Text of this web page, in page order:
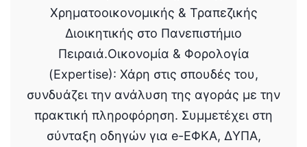
Χρηματοοικονομικής & Τραπεζικής
Διοικητικής στο Πανεπιστήμιο
Πειραιά.Οικονομία & Φορολογία
(Expertise): Χάρη στις σπουδές του,
συνδυάζει την ανάλυση της αγοράς με την
πρακτική πληροφόρηση. Συμμετέχει στη
σύνταξη οδηγών για e-ΕΦΚΑ, ΔΥΠΑ,